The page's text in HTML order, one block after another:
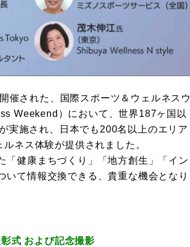
催された、国際スポーツ＆ウェルネスウ
Weekend）において、世界187ヶ国以
実施され、日本でも200名以上のエリア
ネス体験が提供されました。
「健康まちづくり」「地方創生」「イン
て情報交換できる、貴重な機会となり
式 および記念撮影